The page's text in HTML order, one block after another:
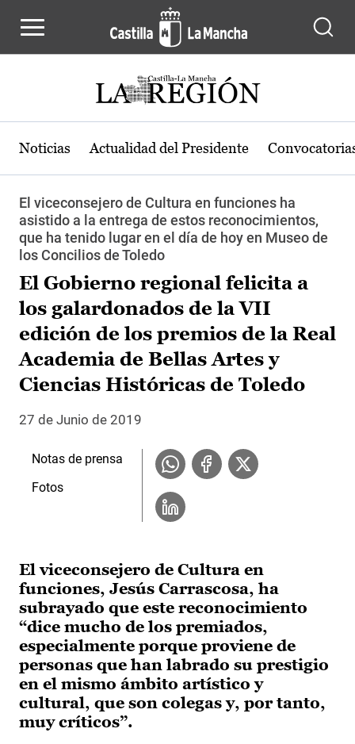
Noticias Actualidad del Presidente
El viceconsejero de Cultura en funciones ha
asistido a la entrega de estos reconocimientos,
que ha tenido lugar en el día de hoy en Museo de
los Concilios de Toledo
El Gobierno regional felicita a
los galardonados de la VII
edición de los premios de la Real
Academia de Bellas Artes y
Ciencias Históricas de Toledo
27 de Junio de 2019
El viceconsejero de Cultura en
funciones, Jesús Carrascosa, ha
subrayado que este reconocimiento
“dice mucho de los premiados,
especialmente porque proviene de
personas que han labrado su prestigio
en el mismo ámbito artístico y
cultural, que son colegas y, por tanto,
muy críticos”.
Notas de prensa
Fotos